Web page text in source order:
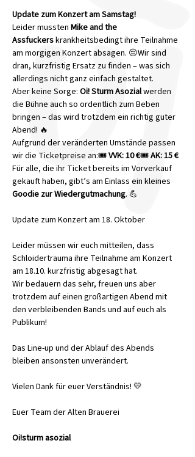
Update zum Konzert am Samstag!
Leider mussten Mike and the
Assfuckers krankheitsbedingt ihre Teilnahme
am morgigen Konzert absagen. 😔Wir sind
dran, kurzfristig Ersatz zu finden – was sich
allerdings nicht ganz einfach gestaltet.
Aber keine Sorge: Oi! Sturm Asozial werden
die Bühne auch so ordentlich zum Beben
bringen – das wird trotzdem ein richtig guter
Abend! 🔥
Aufgrund der veränderten Umstände passen
wir die Ticketpreise an:🎟 VVK: 10 €🎟 AK: 15 €
Für alle, die ihr Ticket bereits im Vorverkauf
gekauft haben, gibt’s am Einlass ein kleines
Goodie zur Wiedergutmachung. 💪
Update zum Konzert am 18. Oktober
Leider müssen wir euch mitteilen, dass
Schloidertrauma ihre Teilnahme am Konzert
am 18.10. kurzfristig abgesagt hat.
Wir bedauern das sehr, freuen uns aber
trotzdem auf einen großartigen Abend mit
den verbleibenden Bands und auf euch als
Publikum!
Das Line-up und der Ablauf des Abends
bleiben ansonsten unverändert.
Vielen Dank für euer Verständnis! 💛
Euer Team der Alten Brauerei
Oi!sturm asozial